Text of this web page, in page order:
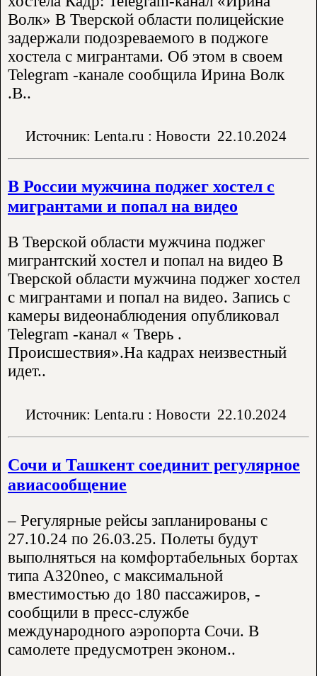
Волк» В Тверской области полицейские
задержали подозреваемого в поджоге
хостела с мигрантами. Об этом в своем
Telegram -канале сообщила Ирина Волк
.В..
Источник: Lenta.ru : Новости 22.10.2024
В России мужчина поджег хостел с
мигрантами и попал на видео
В Тверской области мужчина поджег
мигрантский хостел и попал на видео В
Тверской области мужчина поджег хостел
с мигрантами и попал на видео. Запись с
камеры видеонаблюдения опубликовал
Telegram -канал « Тверь .
Происшествия».На кадрах неизвестный
идет..
Источник: Lenta.ru : Новости 22.10.2024
Сочи и Ташкент соединит регулярное
авиасообщение
– Регулярные рейсы запланированы с
27.10.24 по 26.03.25. Полеты будут
выполняться на комфортабельных бортах
типа А320neo, с максимальной
вместимостью до 180 пассажиров, -
сообщили в пресс-службе
международного аэропорта Сочи. В
самолете предусмотрен эконом..